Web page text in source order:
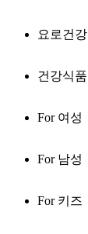
요로건강
건강식품
For 여성
For 남성
For 키즈